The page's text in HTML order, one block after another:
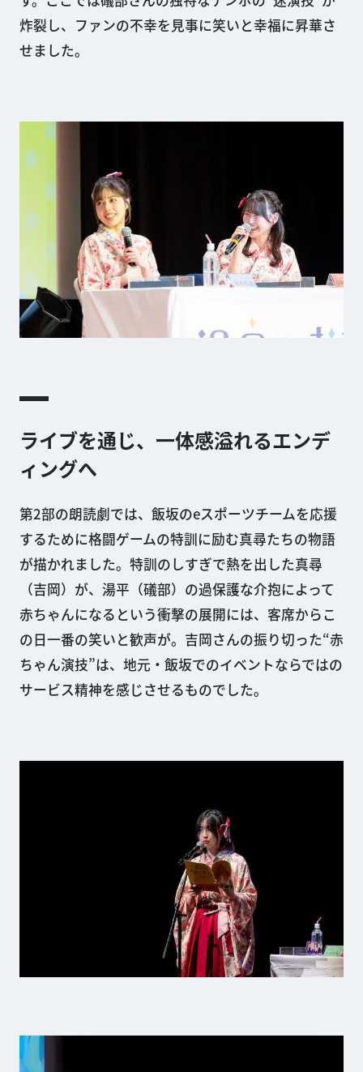
炸裂し、ファンの不幸を見事に笑いと幸福に昇華さ
せました。
ライブを通じ、一体感溢れるエンデ
ィングへ
第2部の朗読劇では、飯坂のeスポーツチームを応援
するために格闘ゲームの特訓に励む真尋たちの物語
が描かれました。特訓のしすぎで熱を出した真尋
（吉岡）が、湯平（礒部）の過保護な介抱によって
赤ちゃんになるという衝撃の展開には、客席からこ
の日一番の笑いと歓声が。吉岡さんの振り切った“赤
ちゃん演技”は、地元・飯坂でのイベントならではの
サービス精神を感じさせるものでした。